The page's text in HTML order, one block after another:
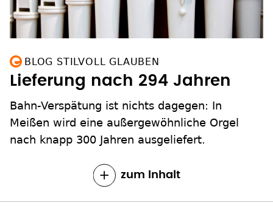
BLOG STILVOLL GLAUBEN
Lieferung nach 294 Jahren
Bahn-Verspätung ist nichts dagegen: In
Meißen wird eine außergewöhnliche Orgel
nach knapp 300 Jahren ausgeliefert.
zum Inhalt